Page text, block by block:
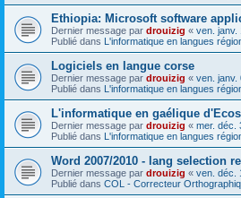
Ethiopia: Microsoft software
Dernier message par drouizig « ven. janv.
Publié dans L'informatique en langues
Logiciels en langue corse
Dernier message par drouizig « ven. janv.
Publié dans L'informatique en langues
L'informatique en gaélique
Dernier message par drouizig « mer. déc.
Publié dans L'informatique en langues
Word 2007/2010 - lang selection
Dernier message par drouizig « ven. déc.
Publié dans COL - Correcteur